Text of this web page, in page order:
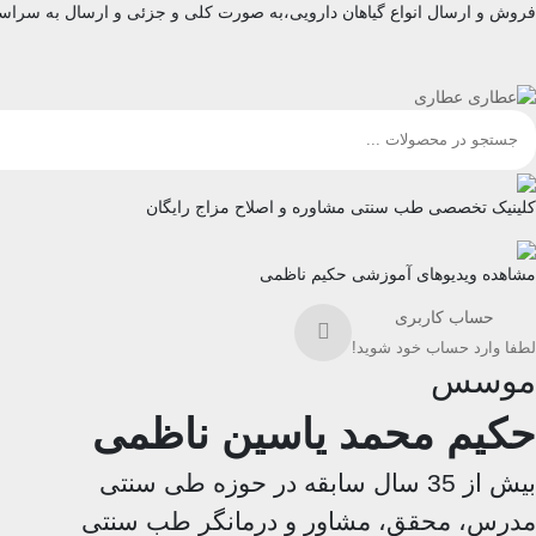
فروش و ارسال انواع گیاهان دارویی،به صورت کلی و جزئی و ارسال به
کلینیک تخصصی طب سنتی مشاوره و اصلاح مزاج رایگان
مشاهده ویدیوهای آموزشی حکیم ناظمی
حساب کاربری
لطفا وارد حساب خود شوید!
موسس
حکیم محمد یاسین ناظمی
بیش از 35 سال سابقه در حوزه طی سنتی
مدرس، محقق، مشاور و درمانگر طب سنتی